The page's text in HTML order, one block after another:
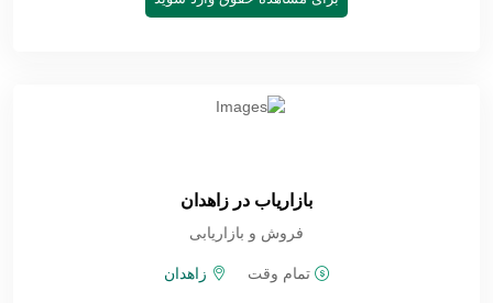
بازاریاب در زاهدان
فروش و بازاریابی
تمام وقت زاهدان